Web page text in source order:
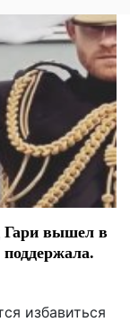
вышел в
избавиться